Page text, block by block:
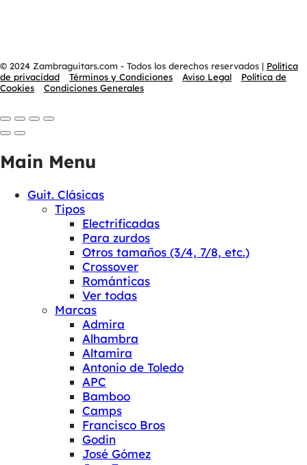
© 2024 Zambraguitars.com - Todos los derechos reservados | Política
de privacidad
Términos y Condiciones Aviso Legal
Política de
Cookies
Condiciones Generales
Main Menu
Guit. Clásicas
Tipos
Electrificadas
Para zurdos
Otros tamaños (3/4, 7/8, etc.)
Crossover
Románticas
Ver todas
Marcas
Admira
Alhambra
Altamira
Antonio de Toledo
APC
Bamboo
Camps
Francisco Bros
Godin
José Gómez